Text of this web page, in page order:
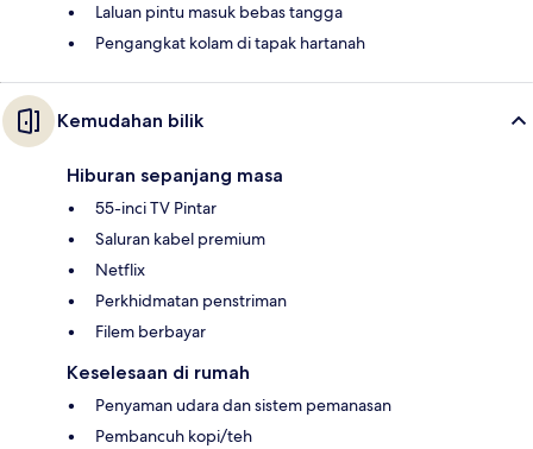
Laluan pintu masuk bebas tangga
Pengangkat kolam di tapak hartanah
Kemudahan bilik
Hiburan sepanjang masa
55-inci TV Pintar
Saluran kabel premium
Netflix
Perkhidmatan penstriman
Filem berbayar
Keselesaan di rumah
Penyaman udara dan sistem pemanasan
Pembancuh kopi/teh